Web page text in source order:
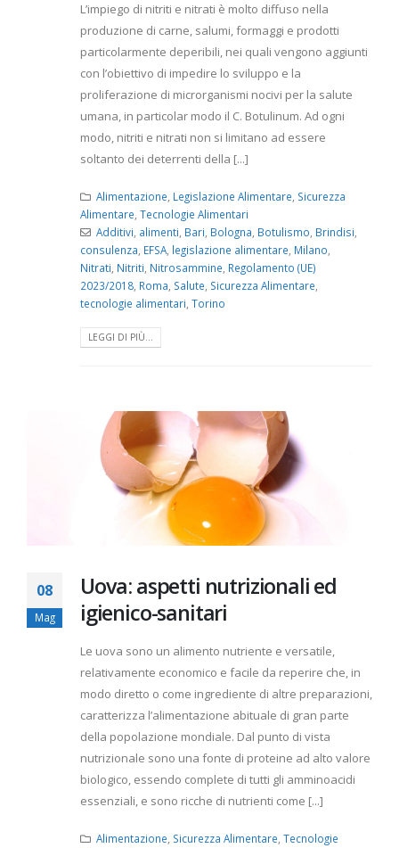
L’impiego di nitriti e nitrati è molto diffuso nella
produzione di carne, salumi, formaggi e prodotti
particolarmente deperibili, nei quali vengono aggiunti
con l’obiettivo di impedire lo sviluppo e la
proliferazione di microrganismi nocivi per la salute
umana, in particolar modo il C. Botulinum. Ad ogni
modo, nitriti e nitrati non si limitano ad essere
soltanto dei deterrenti della [...]
Alimentazione, Legislazione Alimentare, Sicurezza
Alimentare, Tecnologie Alimentari
Additivi, alimenti, Bari, Bologna, Botulismo, Brindisi,
consulenza, EFSA, legislazione alimentare, Milano,
Nitrati, Nitriti, Nitrosammine, Regolamento (UE)
2023/2018, Roma, Salute, Sicurezza Alimentare,
tecnologie alimentari, Torino
LEGGI DI PIÙ...
08
Mag
Uova: aspetti nutrizionali ed
igienico-sanitari
Le uova sono un alimento nutriente e versatile,
relativamente economico e facile da reperire che, in
modo diretto o come ingrediente di altre preparazioni,
caratterizza l’alimentazione abituale di gran parte
della popolazione mondiale. Dal punto di vista
nutrizionale sono una fonte di proteine ​​ad alto valore
biologico, essendo complete di tutti gli amminoacidi
essenziali, e sono ricche di nutrienti come [...]
Alimentazione, Sicurezza Alimentare, Tecnologie